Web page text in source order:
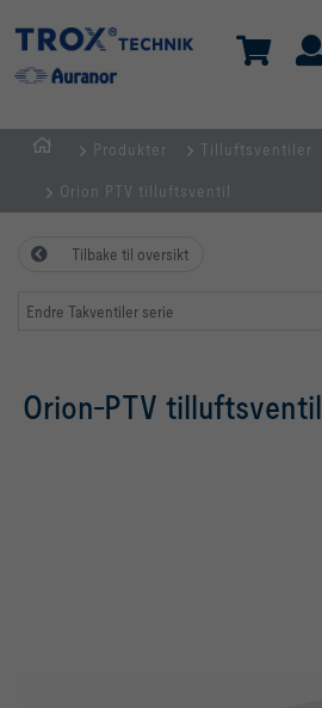
Produkter Tilluftsventiler
Orion PTV tilluftsventil
Tilbake til oversikt
Endre Takventiler serie
Orion-PTV tilluftsventil